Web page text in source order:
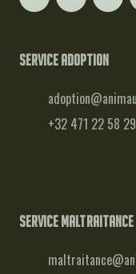
Service adoption
+32 471 22 58 29
Service maltraitance